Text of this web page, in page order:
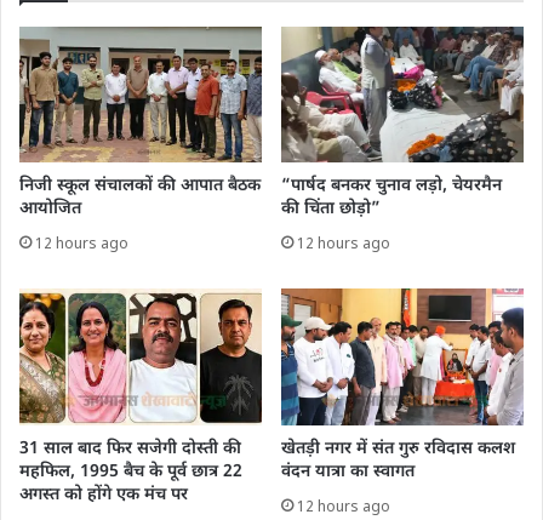
निजी स्कूल संचालकों की आपात बैठक
आयोजित
12 hours ago
“पार्षद बनकर चुनाव लड़ो, चेयरमैन
की चिंता छोड़ो”
12 hours ago
31 साल बाद फिर सजेगी दोस्ती की
महफिल, 1995 बैच के पूर्व छात्र 22
अगस्त को होंगे एक मंच पर
खेतड़ी नगर में संत गुरु रविदास कलश
वंदन यात्रा का स्वागत
12 hours ago